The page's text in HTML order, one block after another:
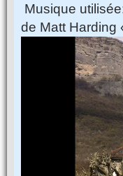
Musique
de Matt Harding